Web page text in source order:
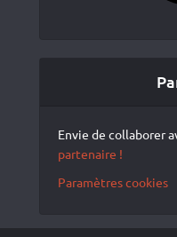
Envie de collaborer
partenaire !
Paramètres cookies